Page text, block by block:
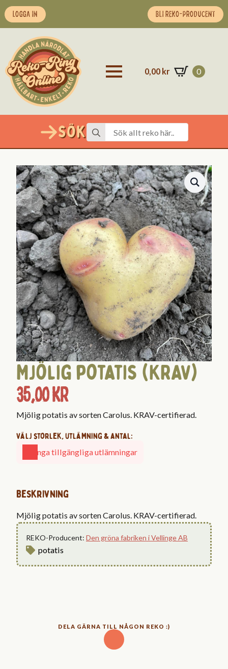
LOGGA IN BLI REKO-PRODUCENT
0,00 kr 0
Sök Search
for:
Mjölig potatis (KRAV)
35,00kr
Mjölig potatis av sorten Carolus. KRAV-certifierad.
Välj storlek, utlämning & antal:
Inga tillgängliga utlämningar
Beskrivning
Mjölig potatis av sorten Carolus. KRAV-certifierad.
REKO-Producent: Den gröna fabriken i Vellinge AB
potatis
DELA GÄRNA TILL NÅGON REKO :)